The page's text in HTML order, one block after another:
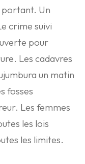
portant. Un
crime suivi
pour
Les cadavres
un matin
fosses
Les femmes
les lois
les limites.